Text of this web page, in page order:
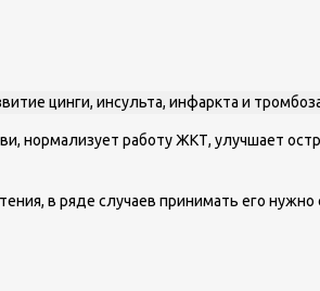
цинги, инсульта, инфаркта и
нормализует работу ЖКТ, улучшает
в ряде случаев принимать его